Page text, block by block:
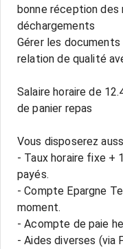
bonne réception des
déchargements
Gérer les
relation de qualité
Salaire horaire de
de panier repas
Vous disposerez
- Taux horaire fixe +
payés.
- Compte Epargne
moment.
- Acompte de paie
- Aides diverses (via